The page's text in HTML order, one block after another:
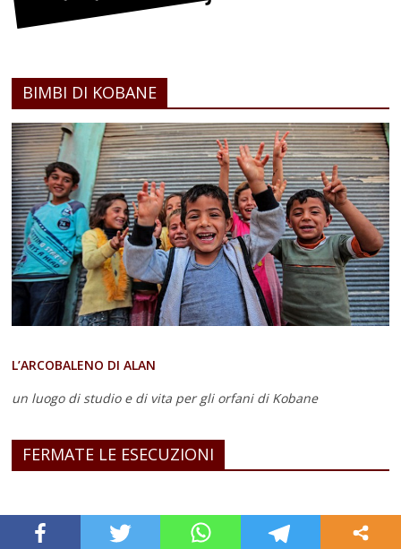
BIMBI DI KOBANE
L’ARCOBALENO DI ALAN
un luogo di studio e di vita per gli orfani di Kobane
FERMATE LE ESECUZIONI